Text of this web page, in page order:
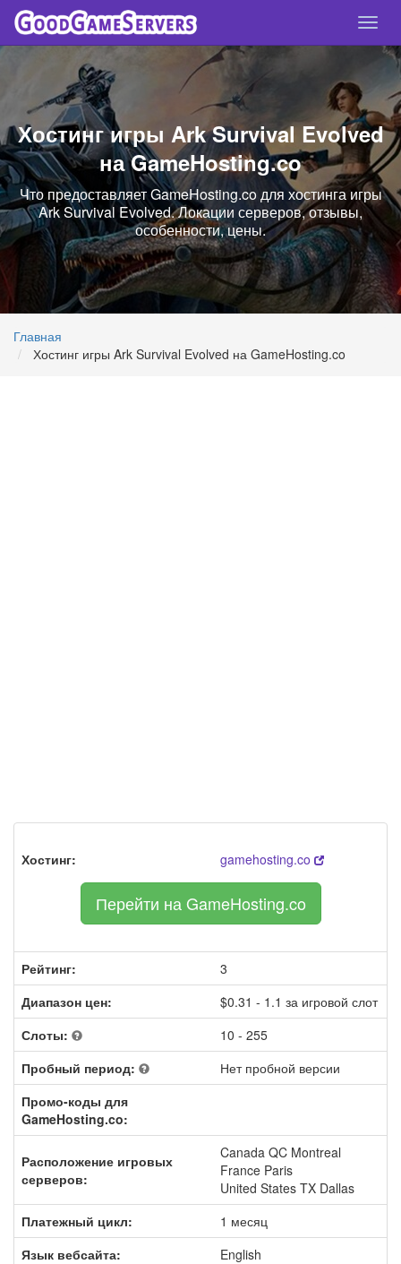
Хостинг игры Ark Survival Evolved
на GameHosting.co
Что предоставляет GameHosting.co для хостинга игры
Ark Survival Evolved. Локации серверов, отзывы,
особенности, цены.
Главная
Хостинг игры Ark Survival Evolved на GameHosting.co
Хостинг: gamehosting.co
Перейти на GameHosting.co
Рейтинг:
3
Диапазон цен:
$0.31 - 1.1 за игровой слот
Слоты:
10 - 255
Пробный период:
Нет пробной версии
Промо-коды для
GameHosting.co:
Расположение игровых
серверов:
Canada QC Montreal
France Paris
United States TX Dallas
Платежный цикл:
1 месяц
Язык вебсайта:
English